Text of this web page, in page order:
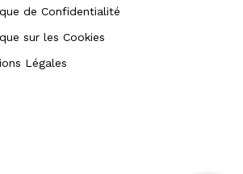
de Confidentialité
sur les Cookies
Légales